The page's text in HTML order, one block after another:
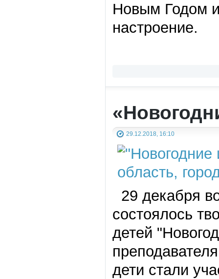
Новым Годом
настроение.
29.12.2018, 16:10
29 декабря
состоялось
детей
дети стали